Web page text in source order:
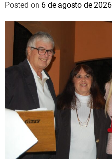
Posted on 6 de agosto de 2026